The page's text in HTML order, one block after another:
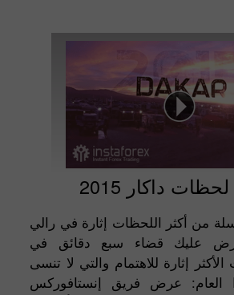
داكار 2015
من أكثر اللحظات إثارة في رالي
2015. نعرض عليك قضاء سبع دقائق في
إثارة للاهتمام والتي لا تنسى
العام: عرض فريق إنستافوركس